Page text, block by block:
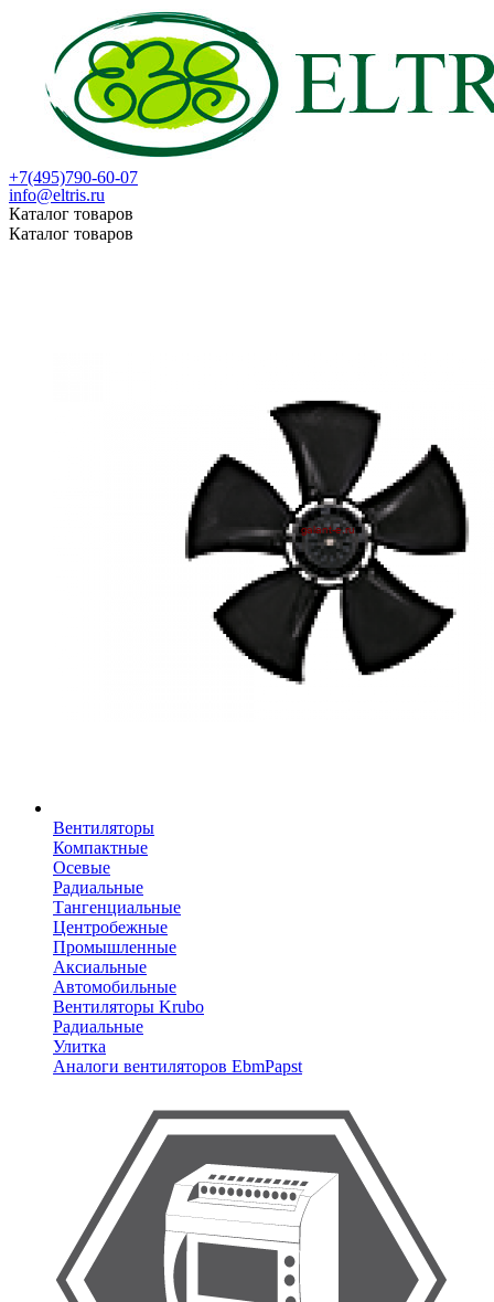
+7(495)790-60-07
info@eltris.ru
Каталог товаров
Каталог товаров
Вентиляторы
Компактные
Осевые
Радиальные
Тангенциальные
Центробежные
Промышленные
Аксиальные
Автомобильные
Вентиляторы Krubo
Радиальные
Улитка
Аналоги вентиляторов EbmPapst